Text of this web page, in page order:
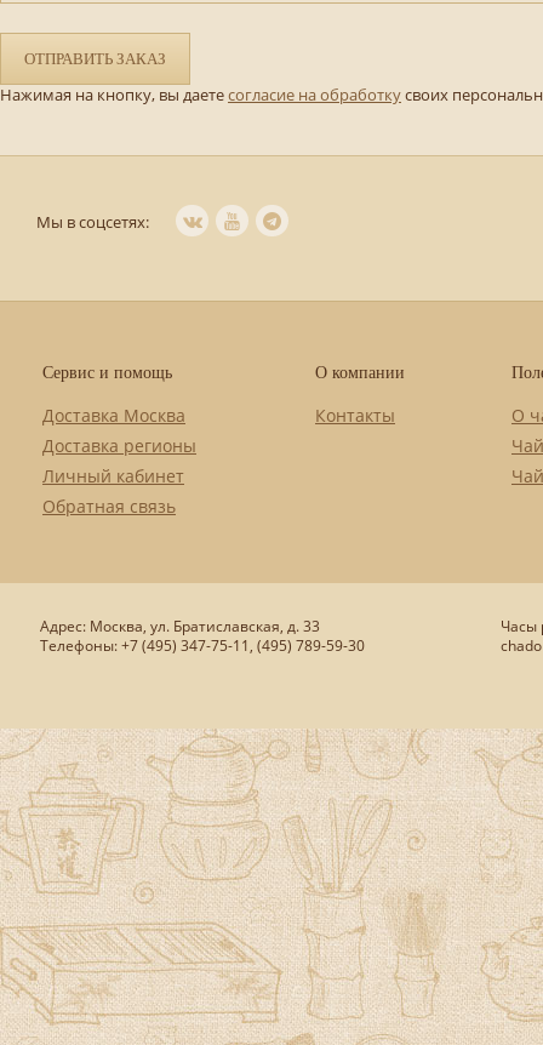
ОТПРАВИТЬ ЗАКАЗ
Нажимая на кнопку, вы даетесогласие на обработкусвоих
Мы в соцсетях:
Сервис и помощь
Доставка Москва
Доставка регионы
Личный кабинет
Обратная связь
О компании
Контакты
О
Адрес: Москва, ул. Братиславская, д. 33
Телефоны: +7 (495) 347-75-11, (495) 789-59-30
Часы